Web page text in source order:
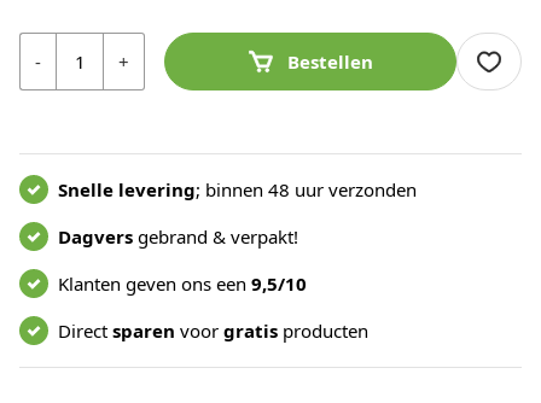
- + Bestellen
Snelle levering; binnen 48 uur verzonden
Dagvers gebrand & verpakt!
Klanten geven ons een 9,5/10
Direct sparen voor gratis producten